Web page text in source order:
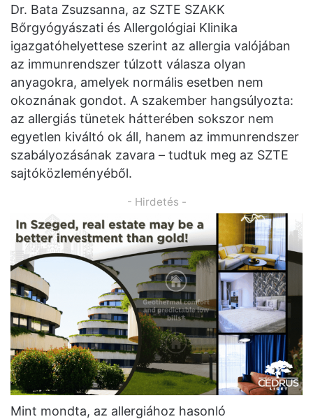
Dr. Bata Zsuzsanna, az SZTE SZAKK
Bőrgyógyászati és Allergológiai Klinika
igazgatóhelyettese szerint az allergia valójában
az immunrendszer túlzott válasza olyan
anyagokra, amelyek normális esetben nem
okoznának gondot. A szakember hangsúlyozta:
az allergiás tünetek hátterében sokszor nem
egyetlen kiváltó ok áll, hanem az immunrendszer
szabályozásának zavara – tudtuk meg az SZTE
sajtóközleményéből.
- Hirdetés -
Mint mondta, az allergiához hasonló